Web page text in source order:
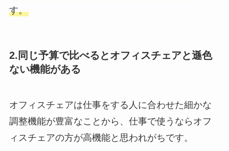
す。
2.同じ予算で比べるとオフィスチェアと遜色
ない機能がある
オフィスチェアは仕事をする人に合わせた細かな
調整機能が豊富なことから、仕事で使うならオフ
ィスチェアの方が高機能と思われがちです。